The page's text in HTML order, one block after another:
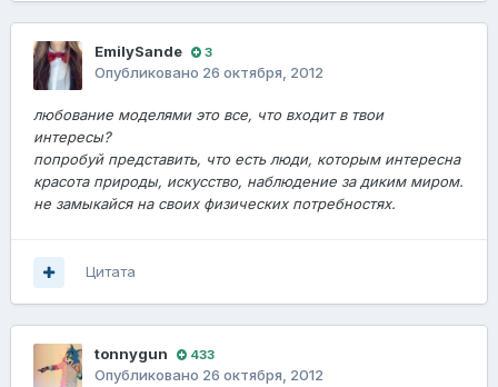
EmilySande 3
Опубликовано 26 октября, 2012
любование моделями это все, что входит в твои
интересы?
попробуй представить, что есть люди, которым интересна
красота природы, искусство, наблюдение за диким миром.
не замыкайся на своих физических потребностях.
Цитата
tonnygun 433
Опубликовано 26 октября, 2012